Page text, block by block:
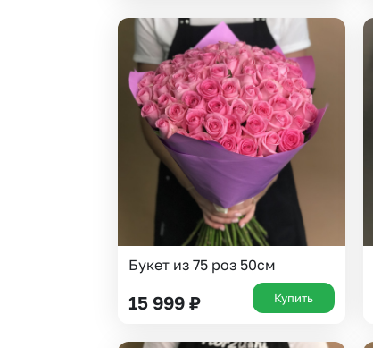
Букет из 75 роз 50см
15 999 ₽ Купить